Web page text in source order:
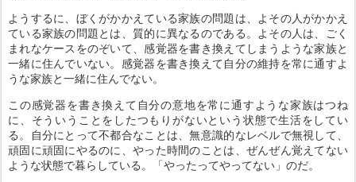
ようするに、ぼくがかかえている家族の問題は、よその人がかかえ
ている家族の問題とは、質的に異なるのである。よその人は、ごく
まれなケースをのぞいて、感覚器を書き換えてしまうような家族と
一緒に住んでいない。感覚器を書き換えて自分の維持を常に通すよ
うな家族と一緒に住んでない。
この感覚器を書き換えて自分の意地を常に通すような家族はつね
に、そういうことをしたつもりがないという状態で生活をしてい
る。自分にとって不都合なことは、無意識的なレベルで無視して、
頑固に頑固にやるのに、やった時間のことは、ぜんぜん覚えてない
ような状態で暮らしている。「やったってやってない」のだ。